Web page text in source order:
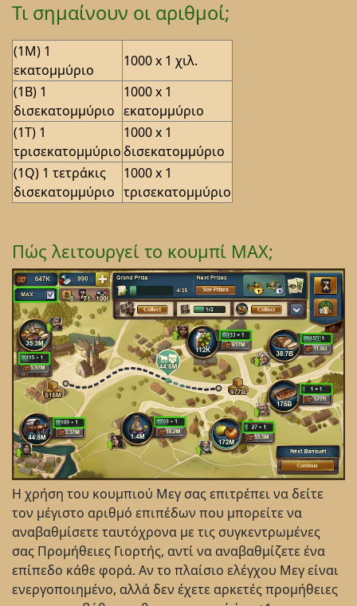
Τι σημαίνουν οι αριθμοί;
(1M) 1
εκατομμύριο
1000 x 1 χιλ.
(1B) 1
δισεκατομμύριο
1000 x 1
εκατομμύριο
(1T) 1
τρισεκατομμύριο
1000 x 1
δισεκατομμύριο
(1Q) 1 τετράκις
δισεκατομμύριο
1000 x 1
τρισεκατομμύριο
Πώς λειτουργεί το κουμπί MAX;
Η χρήση του κουμπιού Μεγ σας επιτρέπει να δείτε
τον μέγιστο αριθμό επιπέδων που μπορείτε να
αναβαθμίσετε ταυτόχρονα με τις συγκεντρωμένες
σας Προμήθειες Γιορτής, αντί να αναβαθμίζετε ένα
επίπεδο κάθε φορά. Αν το πλαίσιο ελέγχου Μεγ είναι
ενεργοποιημένο, αλλά δεν έχετε αρκετές προμήθειες